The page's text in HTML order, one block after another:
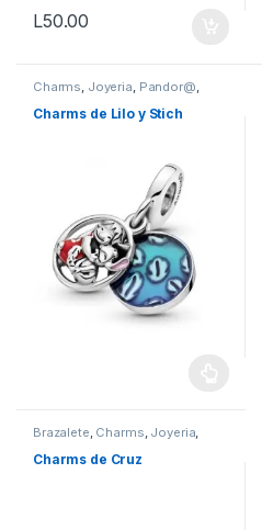
L50.00
Charms Joyeria Pandor@
Vestimenta & Moda
Charms de Lilo y Stich
Brazalete, Charms, Joyeria,
Charms de Cruz